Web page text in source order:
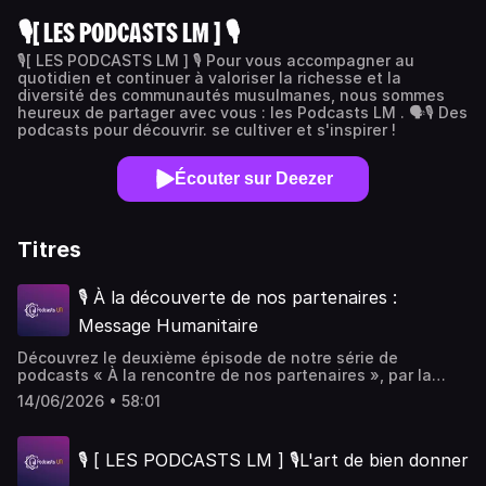
🎙[ LES PODCASTS LM ] 🎙
🎙[ LES PODCASTS LM ] 🎙 Pour vous accompagner au
quotidien et continuer à valoriser la richesse et la
diversité des communautés musulmanes, nous sommes
heureux de partager avec vous : les Podcasts LM . 🗣️🎙️ Des
podcasts pour découvrir. se cultiver et s'inspirer !
Écouter sur Deezer
Titres
🎙 À la découverte de nos partenaires :
Message Humanitaire
Découvrez le deuxième épisode de notre série de
podcasts « À la rencontre de nos partenaires », par la
Plateforme de l'Humanitaire 🌍Pour ce nouvel épisode,
Ayyub échange avec Nabil, fondateur de Message
engagée au service des plus vulnérables 🚀 Avec sincérité
et enthousiasme, ils reviennent sur le parcours de Nabil,
14/06/2026 • 58:01
🎙 [ LES PODCASTS LM ] 🎙L'art de bien donner